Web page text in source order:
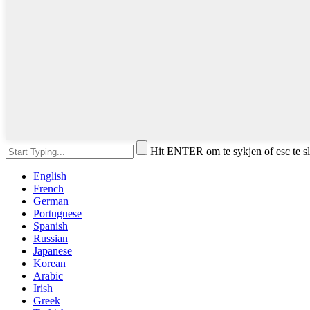
Hit ENTER om te sykjen of esc te
English
French
German
Portuguese
Spanish
Russian
Japanese
Korean
Arabic
Irish
Greek